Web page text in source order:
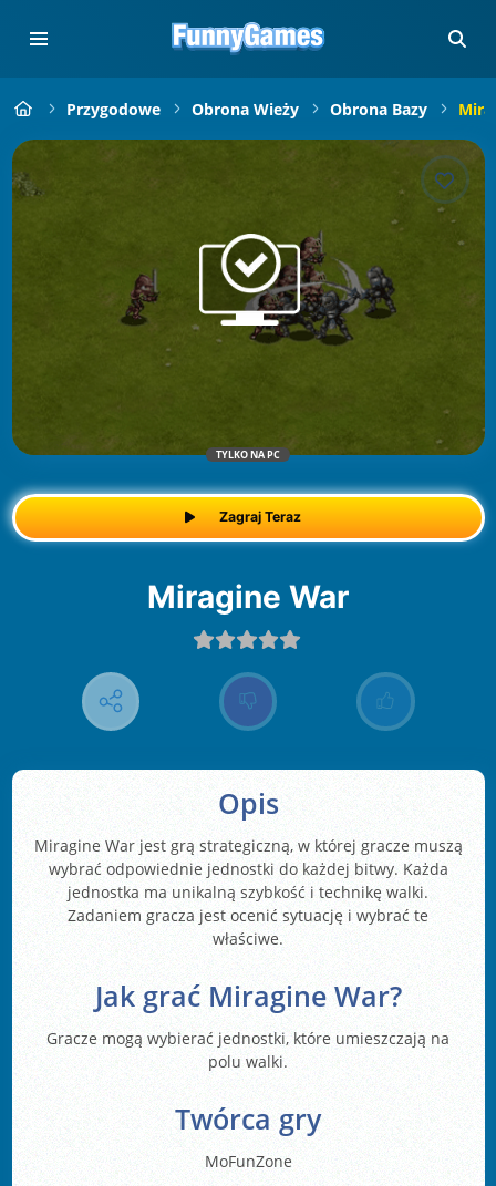
Przygodowe Obrona Wieży Obrona Bazy
TYLKO NA PC
Zagraj Teraz
Miragine War
Opis
Miragine War jest grą strategiczną, w której gracze muszą
wybrać odpowiednie jednostki do każdej bitwy. Każda
jednostka ma unikalną szybkość i technikę walki.
Zadaniem gracza jest ocenić sytuację i wybrać te
właściwe.
Jak grać Miragine War?
Gracze mogą wybierać jednostki, które umieszczają na
polu walki.
Twórca gry
MoFunZone